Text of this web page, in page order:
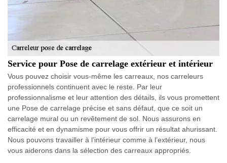
Service pour Pose de carrelage extérieur et intérieur
Vous pouvez choisir vous-même les carreaux, nos carreleurs
professionnels continuent avec le reste. Par leur
professionnalisme et leur attention des détails, ils vous promettent
une Pose de carrelage précise et sans défaut, que ce soit un
carrelage mural ou un revêtement de sol. Nous assurons en
efficacité et en dynamisme pour vous offrir un résultat ahurissant.
Nous pouvons travailler à l’intérieur comme à l’extérieur, nous
vous aiderons dans la sélection des carreaux appropriés.